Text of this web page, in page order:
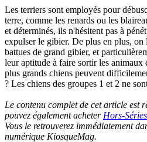
Les terriers sont employés pour
terre, comme les renards ou les
et déterminés, ils n'hésitent pas à
expulser le gibier. De plus en plus, on
battues de grand gibier, et
leur aptitude à faire sortir les animaux
plus grands chiens peuvent
? Les chiens des groupes 1 et 2 ne
Le contenu complet de cet article est
pouvez également acheter Hors-
Vous le retrouverez immédiatement
numérique KiosqueMag.